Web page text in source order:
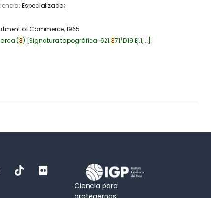
Especializado;
of Commerce,1965
(3) Signatura topográfica: 621.371/D19 Ej.1, .. .
Ciencia para